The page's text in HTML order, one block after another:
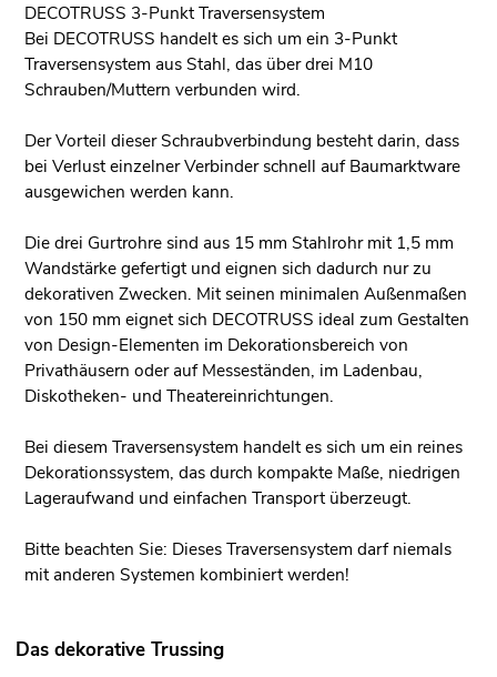
DECOTRUSS 3-Punkt Traversensystem
Bei DECOTRUSS handelt es sich um ein 3-Punkt
Traversensystem aus Stahl, das über drei M10
Schrauben/Muttern verbunden wird.
Der Vorteil dieser Schraubverbindung besteht darin, dass
bei Verlust einzelner Verbinder schnell auf Baumarktware
ausgewichen werden kann.
Die drei Gurtrohre sind aus 15 mm Stahlrohr mit 1,5 mm
Wandstärke gefertigt und eignen sich dadurch nur zu
dekorativen Zwecken. Mit seinen minimalen Außenmaßen
von 150 mm eignet sich DECOTRUSS ideal zum Gestalten
von Design-Elementen im Dekorationsbereich von
Privathäusern oder auf Messeständen, im Ladenbau,
Diskotheken- und Theatereinrichtungen.
Bei diesem Traversensystem handelt es sich um ein reines
Dekorationssystem, das durch kompakte Maße, niedrigen
Lageraufwand und einfachen Transport überzeugt.
Bitte beachten Sie: Dieses Traversensystem darf niemals
mit anderen Systemen kombiniert werden!
Das dekorative Trussing